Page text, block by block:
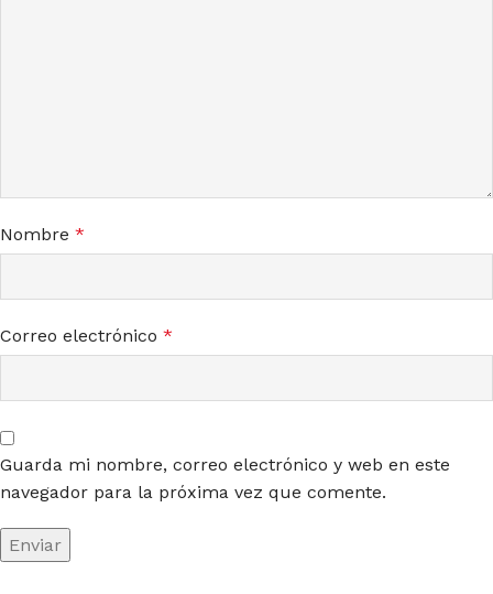
Nombre *
Correo electrónico *
Guarda mi nombre, correo electrónico y web en este
navegador para la próxima vez que comente.